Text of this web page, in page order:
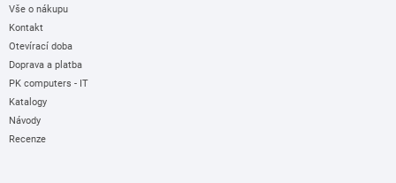
Vše o nákupu
Kontakt
Otevírací doba
Doprava a platba
PK computers - IT
Katalogy
Návody
Recenze